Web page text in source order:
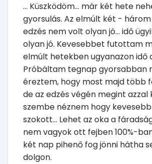
... Küszködöm... már két hete
gyorsulás. Az elmúlt két -
edzés nem volt olyan jó... idő
olyan jó. Kevesebbet futottam
elmúlt hetekben ugyanazon idő
Próbáltam tegnap gyorsabban
éreztem, hogy most majd több
de az edzés végén megint azzal
szembe néznem hogy
szokott... Lehet az oka a
nem vagyok ott fejben 100%-
két nap pihenő fog jönni hátha
dolgon.